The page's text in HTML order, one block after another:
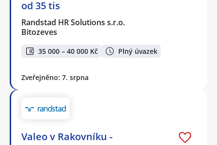
od 35 tis
Randstad HR Solutions s.r.o.
Bitozeves
35 000 – 40 000 Kč Plný úvazek
Zveřejněno: 7. srpna
Valeo v Rakovníku -